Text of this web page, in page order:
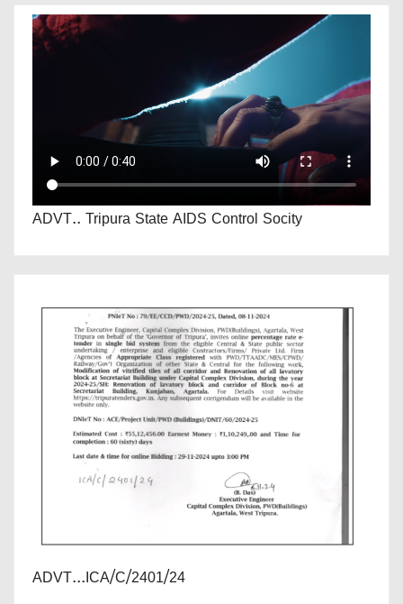
ADVT.. Tripura State AIDS Control Socity
ADVT...ICA/C/2401/24